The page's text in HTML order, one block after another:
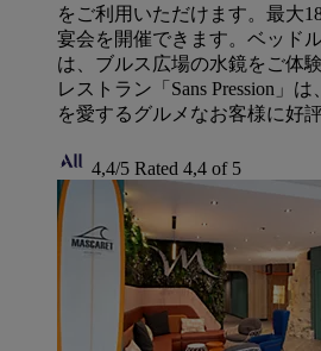
をご利用いただけます。最大
宴会を開催できます。ベッド
は、ブルス広場の水鏡をご体
レストラン「Sans Pression」
を愛するグルメなお客様に好
4,4/5 Rated 4,4 of 5